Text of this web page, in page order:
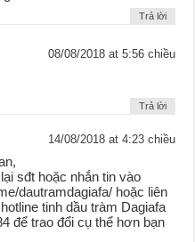
Trả lời
08/08/2018 at 5:56 chiều
Trả lời
14/08/2018 at 4:23 chiều
sđt hoặc nhắn tin vào
dautramdagiafa/ hoặc liên
tinh dầu tràm Dagiafa
để trao đổi cụ thể hơn bạn